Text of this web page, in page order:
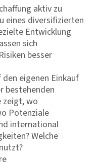
aktiv zu
eines diversifizierten
Entwicklung
sich
besser
eigenen Einkauf
bestehenden
zeigt, wo
Potenziale
international
Welche